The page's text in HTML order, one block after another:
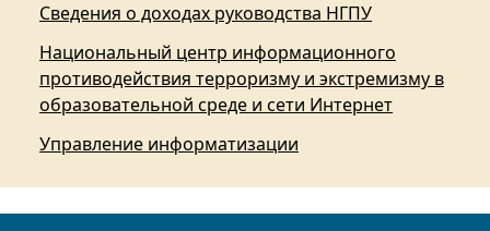
Сведения о доходах руководства НГПУ
Национальный центр информационного
противодействия терроризму и экстремизму в
образовательной среде и сети Интернет
Управление информатизации